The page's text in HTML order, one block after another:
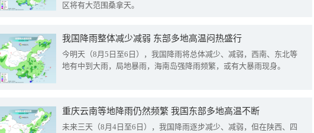
区将有大范围桑拿天。
我国降雨整体减少减弱 东部多地高温闷热盛行
今明天（8月5日至6日），我国降雨将总体减少、减弱，西南、东北等
地有中到大雨，局地暴雨，海南岛强降雨频繁，或有大暴雨现身。
重庆云南等地降雨仍然频繁 我国东部多地高温不断
未来三天（8月4日至6日），我国降雨逐步减少、减弱，但在陕西、四